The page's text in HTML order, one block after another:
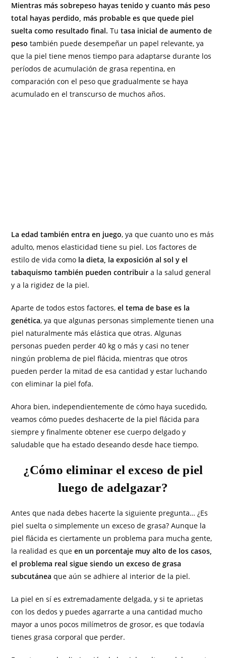
Mientras más sobrepeso hayas tenido y cuanto más peso
total hayas perdido, más probable es que quede piel
suelta como resultado final. Tutasa inicial de aumento de
peso también puede desempeñar un papel relevante, ya
que la piel tiene menos tiempo para adaptarse durante los
períodos de acumulación de grasa repentina, en
comparación con el peso que gradualmente se haya
acumulado en el transcurso de muchos años.
La edad también entra en juego, ya que cuanto uno es más
adulto, menos elasticidad tiene su piel. Los factores de
estilo de vida como la dieta, la exposición al sol y el
tabaquismo también pueden contribuir a la salud general
y a la rigidez de la piel.
Aparte de todos estos factores,el tema de base es la
genética, ya que algunas personas simplemente tienen una
piel naturalmente más elástica que otras. Algunas
personas pueden perder 40 kg o más y casi no tener
ningún problema de piel flácida, mientras que otros
pueden perder la mitad de esa cantidad y estar luchando
con eliminar la piel fofa.
Ahora bien, independientemente de cómo haya sucedido,
veamos cómo puedes deshacerte de la piel flácida para
siempre y finalmente obtener ese cuerpo delgado y
saludable que ha estado deseando desde hace tiempo.
¿Cómo eliminar el exceso de piel
luego de adelgazar?
Antes que nada debes hacerte la siguiente pregunta… ¿Es
piel suelta o simplemente un exceso de grasa? Aunque la
piel flácida es ciertamente un problema para mucha gente,
la realidad es que en un porcentaje muy alto de los casos,
el problema real sigue siendo un exceso de grasa
subcutánea que aún se adhiere al interior de la piel.
La piel en sí es extremadamente delgada, y si te aprietas
con los dedos y puedes agarrarte a una cantidad mucho
mayor a unos pocos milímetros de grosor, es que todavía
tienes grasa corporal que perder.